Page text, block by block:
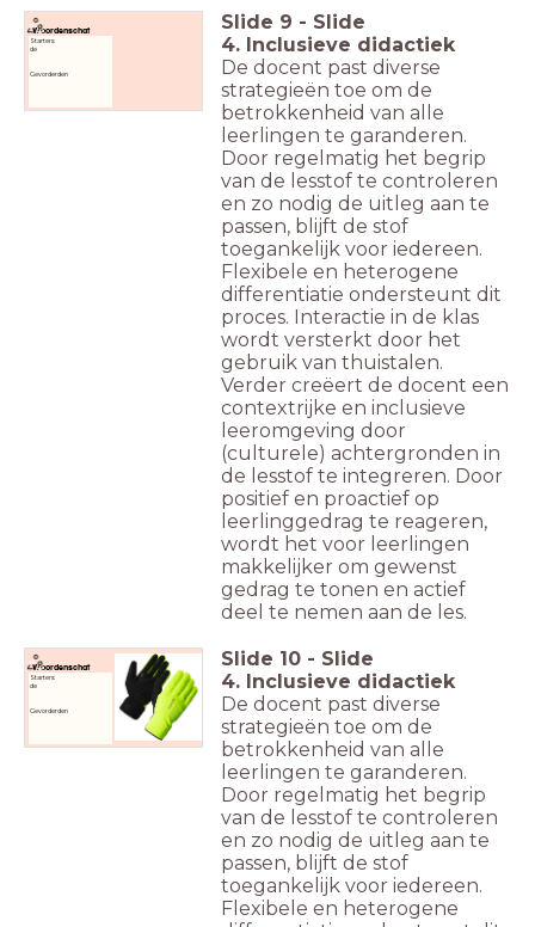
Woordenschat
Starters:
de
Gevorderden
Slide 9 - Slide
4. Inclusieve didactiek
De docent past diverse
strategieën toe om de
betrokkenheid van alle
leerlingen te garanderen.
Door regelmatig het begrip
van de lesstof te controleren
en zo nodig de uitleg aan te
passen, blijft de stof
toegankelijk voor iedereen.
Flexibele en heterogene
differentiatie ondersteunt dit
proces. Interactie in de klas
wordt versterkt door het
gebruik van thuistalen.
Verder creëert de docent een
contextrijke en inclusieve
leeromgeving door
(culturele) achtergronden in
de lesstof te integreren. Door
positief en proactief op
leerlinggedrag te reageren,
wordt het voor leerlingen
makkelijker om gewenst
gedrag te tonen en actief
deel te nemen aan de les.
Woordenschat
Starters:
de
Gevorderden
Slide 10 - Slide
4. Inclusieve didactiek
De docent past diverse
strategieën toe om de
betrokkenheid van alle
leerlingen te garanderen.
Door regelmatig het begrip
van de lesstof te controleren
en zo nodig de uitleg aan te
passen, blijft de stof
toegankelijk voor iedereen.
Flexibele en heterogene